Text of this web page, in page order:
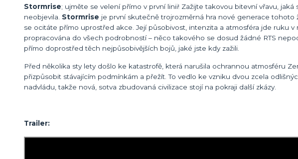
Stormrise; ujměte se velení přímo v první linii! Zažijte takovou bitevní vřavu,
neobjevila. Stormrise je první skutečně trojrozměrná hra nové generace tohoto
se ocitáte přímo uprostřed akce. Její působivost, intenzita a atmosféra jde ruku
propracována do všech podrobností – něco takového se dosud žádné RTS
přímo doprostřed těch nejpůsobivějších bojů, jaké jste kdy zažili.
Před několika sty lety došlo ke katastrofě, která narušila ochrannou atmosféru
přizpůsobit stávajícím podmínkám a přežít. To vedlo ke vzniku dvou zcela
nadvládu, takže nová, sotva zbudovaná civilizace stojí na pokraji další zkázy.
Trailer: